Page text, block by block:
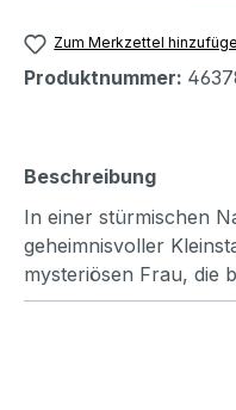
Zum Merkzettel
Produktnummer:
Beschreibung
In einer stürmischen
geheimnisvoller
mysteriösen Frau, die